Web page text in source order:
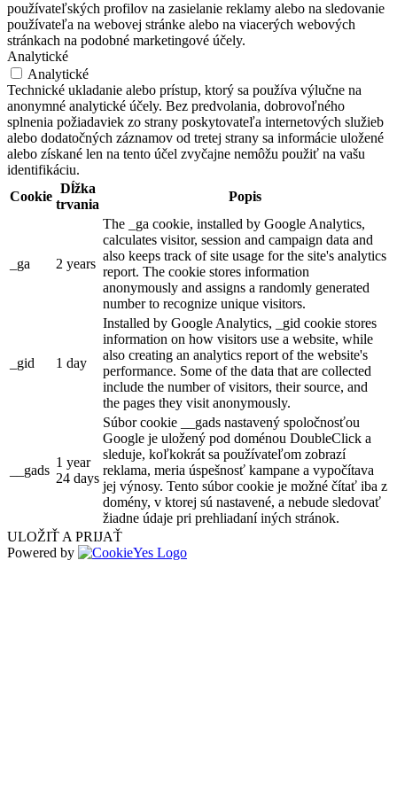
používateľských profilov na zasielanie reklamy alebo na sledovanie
používateľa na webovej stránke alebo na viacerých webových
stránkach na podobné marketingové účely.
Analytické
Analytické
Technické ukladanie alebo prístup, ktorý sa používa výlučne na
anonymné analytické účely. Bez predvolania, dobrovoľného
splnenia požiadaviek zo strany poskytovateľa internetových služieb
alebo dodatočných záznamov od tretej strany sa informácie uložené
alebo získané len na tento účel zvyčajne nemôžu použiť na vašu
identifikáciu.
Cookie
Dĺžka
trvania
Popis
_ga 2 years
The _ga cookie, installed by Google Analytics,
calculates visitor, session and campaign data and
also keeps track of site usage for the site's analytics
report. The cookie stores information
anonymously and assigns a randomly generated
number to recognize unique visitors.
_gid 1 day
Installed by Google Analytics, _gid cookie stores
information on how visitors use a website, while
also creating an analytics report of the website's
performance. Some of the data that are collected
include the number of visitors, their source, and
the pages they visit anonymously.
__gads
1 year
24 days
Súbor cookie __gads nastavený spoločnosťou
Google je uložený pod doménou DoubleClick a
sleduje, koľkokrát sa používateľom zobrazí
reklama, meria úspešnosť kampane a vypočítava
jej výnosy. Tento súbor cookie je možné čítať iba z
domény, v ktorej sú nastavené, a nebude sledovať
žiadne údaje pri prehliadaní iných stránok.
ULOŽIŤ A PRIJAŤ
Powered by